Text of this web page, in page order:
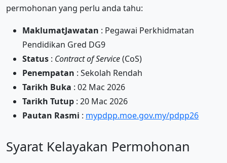
permohonan yang perlu anda tahu:
MaklumatJawatan : Pegawai Perkhidmatan
Pendidikan Gred DG9
Status : Contract of Service(CoS)
Penempatan : Sekolah Rendah
Tarikh Buka : 02 Mac 2026
Tarikh Tutup : 20 Mac 2026
Pautan Rasmi : mypdpp.moe.gov.my/pdpp26
Syarat Kelayakan Permohonan